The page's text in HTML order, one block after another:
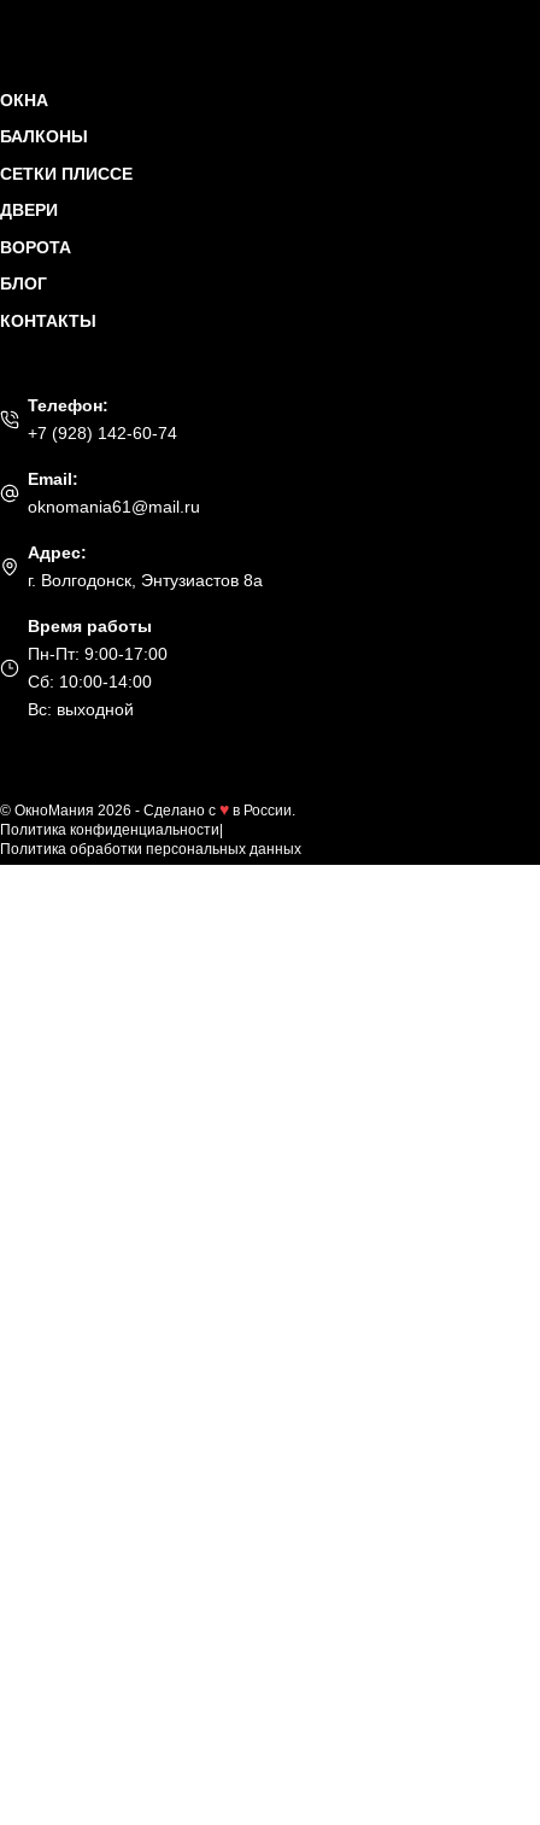
ОКНА
БАЛКОНЫ
СЕТКИ ПЛИССЕ
ДВЕРИ
ВОРОТА
БЛОГ
КОНТАКТЫ
Телефон:
+7 (928) 142-60-74
Email:
oknomania61@mail.ru
Адрес:
г. Волгодонск, Энтузиастов 8а
Время работы
Пн-Пт: 9:00-17:00
Сб: 10:00-14:00
Вс: выходной
© ОкноМания 2026 - Сделано с
в России.
Политика конфиденциальности|
Политика обработки персональных данных